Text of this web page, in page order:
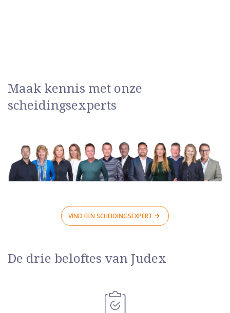
Maak kennis met onze
scheidingsexperts
VIND EEN SCHEIDINGSEXPERT
De drie beloftes van Judex